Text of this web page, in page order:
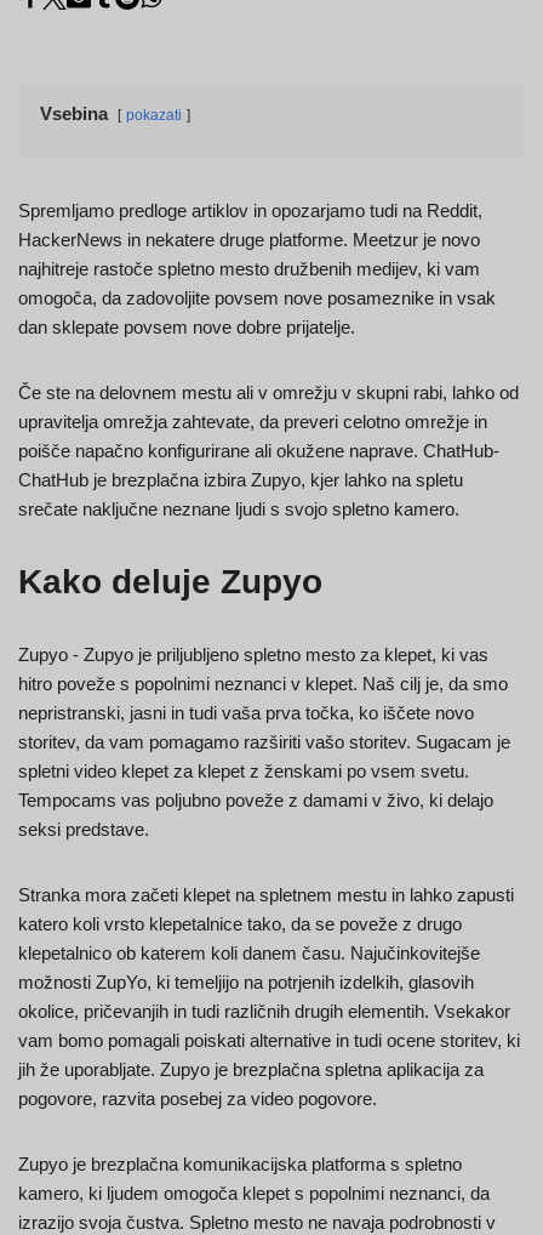
Vsebina pokazati
Spremljamo predloge artiklov in opozarjamo tudi na Reddit,
HackerNews in nekatere druge platforme. Meetzur je novo
najhitreje rastoče spletno mesto družbenih medijev, ki vam
omogoča, da zadovoljite povsem nove posameznike in vsak
dan sklepate povsem nove dobre prijatelje.
Če ste na delovnem mestu ali v omrežju v skupni rabi, lahko od
upravitelja omrežja zahtevate, da preveri celotno omrežje in
poišče napačno konfigurirane ali okužene naprave. ChatHub-
ChatHub je brezplačna izbira Zupyo, kjer lahko na spletu
srečate naključne neznane ljudi s svojo spletno kamero.
Kako deluje Zupyo
Zupyo - Zupyo je priljubljeno spletno mesto za klepet, ki vas
hitro poveže s popolnimi neznanci v klepet. Naš cilj je, da smo
nepristranski, jasni in tudi vaša prva točka, ko iščete novo
storitev, da vam pomagamo razširiti vašo storitev. Sugacam je
spletni video klepet za klepet z ženskami po vsem svetu.
Tempocams vas poljubno poveže z damami v živo, ki delajo
seksi predstave.
Stranka mora začeti klepet na spletnem mestu in lahko zapusti
katero koli vrsto klepetalnice tako, da se poveže z drugo
klepetalnico ob katerem koli danem času. Najučinkovitejše
možnosti ZupYo, ki temeljijo na potrjenih izdelkih, glasovih
okolice, pričevanjih in tudi različnih drugih elementih. Vsekakor
vam bomo pomagali poiskati alternative in tudi ocene storitev, ki
jih že uporabljate. Zupyo je brezplačna spletna aplikacija za
pogovore, razvita posebej za video pogovore.
Zupyo je brezplačna komunikacijska platforma s spletno
kamero, ki ljudem omogoča klepet s popolnimi neznanci, da
izrazijo svoja čustva. Spletno mesto ne navaja podrobnosti v